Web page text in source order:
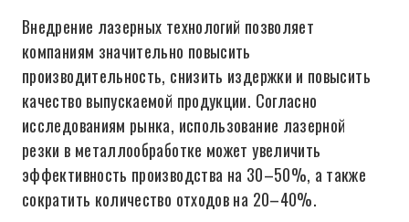
Внедрение лазерных технологий позволяет
компаниям значительно повысить
производительность, снизить издержки и повысить
качество выпускаемой продукции. Согласно
исследованиям рынка, использование лазерной
резки в металлообработке может увеличить
эффективность производства на 30–50%, а также
сократить количество отходов на 20–40%.